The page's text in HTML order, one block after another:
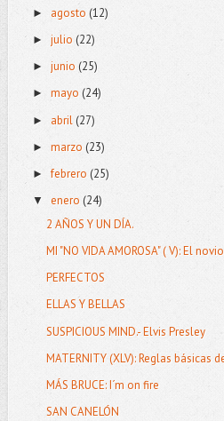
► agosto (12)
► julio (22)
► junio (25)
► mayo (24)
► abril(27)
► marzo (23)
►febrero (25)
▼ enero (24)
2 AÑOS Y UN DÍA.
MI "NO VIDA AMOROSA" ( V): El novio
PERFECTOS
ELLAS Y BELLAS
SUSPICIOUS MIND.- Elvis Presley
MATERNITY (XLV): Reglas básicas
MÁS BRUCE: I´m on fire
SAN CANELÓN